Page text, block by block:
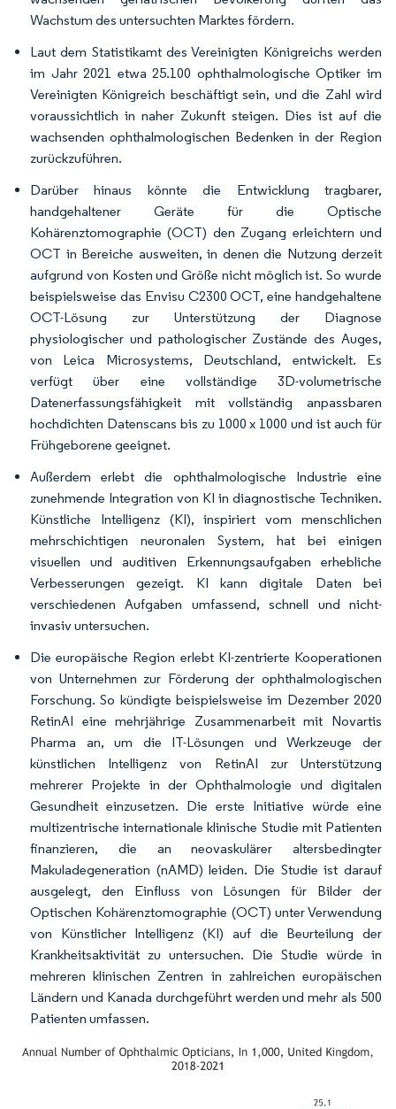
Wachstum des untersuchten Marktes fördern.
Laut dem Statistikamt des Vereinigten Königreichs werden
im Jahr 2021 etwa 25.100 ophthalmologische Optiker im
Vereinigten Königreich beschäftigt sein, und die Zahl wird
voraussichtlich in naher Zukunft steigen. Dies ist auf die
wachsenden ophthalmologischen Bedenken in der Region
zurückzuführen.
Darüber hinaus könnte die Entwicklung tragbarer,
handgehaltener Geräte für die Optische
Kohärenztomographie (OCT) den Zugang erleichtern und
OCT in Bereiche ausweiten, in denen die Nutzung derzeit
aufgrund von Kosten und Größe nicht möglich ist. So wurde
beispielsweise das Envisu C2300 OCT, eine handgehaltene
OCT-Lösung zur Unterstützung der Diagnose
physiologischer und pathologischer Zustände des Auges,
von Leica Microsystems, Deutschland, entwickelt. Es
verfügt über eine vollständige 3D-volumetrische
Datenerfassungsfähigkeit mit vollständig anpassbaren
hochdichten Datenscans bis zu 1000 x 1000 und ist auch für
Frühgeborene geeignet.
Außerdem erlebt die ophthalmologische Industrie eine
zunehmende Integration von KI in diagnostische Techniken.
Künstliche Intelligenz (KI), inspiriert vom menschlichen
mehrschichtigen neuronalen System, hat bei einigen
visuellen und auditiven Erkennungsaufgaben erhebliche
Verbesserungen gezeigt. KI kann digitale Daten bei
verschiedenen Aufgaben umfassend, schnell und nicht-
invasiv untersuchen.
Die europäische Region erlebt KI-zentrierte Kooperationen
von Unternehmen zur Förderung der ophthalmologischen
Forschung. So kündigte beispielsweise im Dezember 2020
RetinAI eine mehrjährige Zusammenarbeit mit Novartis
Pharma an, um die IT-Lösungen und Werkzeuge der
künstlichen Intelligenz von RetinAI zur Unterstützung
mehrerer Projekte in der Ophthalmologie und digitalen
Gesundheit einzusetzen. Die erste Initiative würde eine
multizentrische internationale klinische Studie mit Patienten
finanzieren, die an neovaskulärer altersbedingter
Makuladegeneration (nAMD) leiden. Die Studie ist darauf
ausgelegt, den Einfluss von Lösungen für Bilder der
Optischen Kohärenztomographie (OCT) unter Verwendung
von Künstlicher Intelligenz (KI) auf die Beurteilung der
Krankheitsaktivität zu untersuchen. Die Studie würde in
mehreren klinischen Zentren in zahlreichen europäischen
Ländern und Kanada durchgeführt werden und mehr als 500
Patienten umfassen.